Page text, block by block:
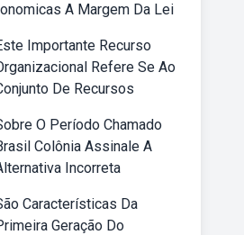
A Margem Da Lei
Importante Recurso
Refere Se Ao
De Recursos
O Período Chamado
Colônia Assinale A
Incorreta
Características Da
Geração Do